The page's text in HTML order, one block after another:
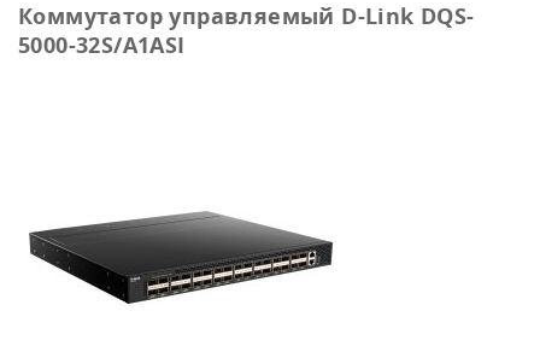
Коммутатор управляемый D-Link DQS-
5000-32S/A1ASI